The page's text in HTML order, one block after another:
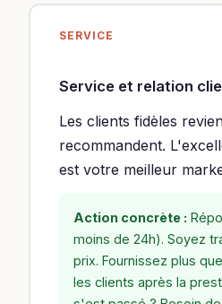
SERVICE
Service et relation
Les clients fidèles
recommandent.
est votre meilleur
Action concrète :
moins de 24h). Soyez
prix. Fournissez plus
les clients après la